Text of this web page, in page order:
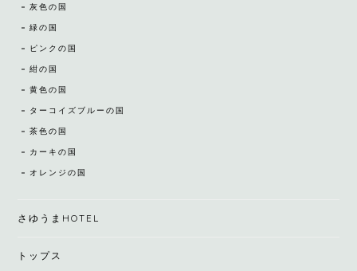
灰色の国
緑の国
ピンクの国
紺の国
黄色の国
ターコイズブルーの国
茶色の国
カーキの国
オレンジの国
さゆうまHOTEL
トップス